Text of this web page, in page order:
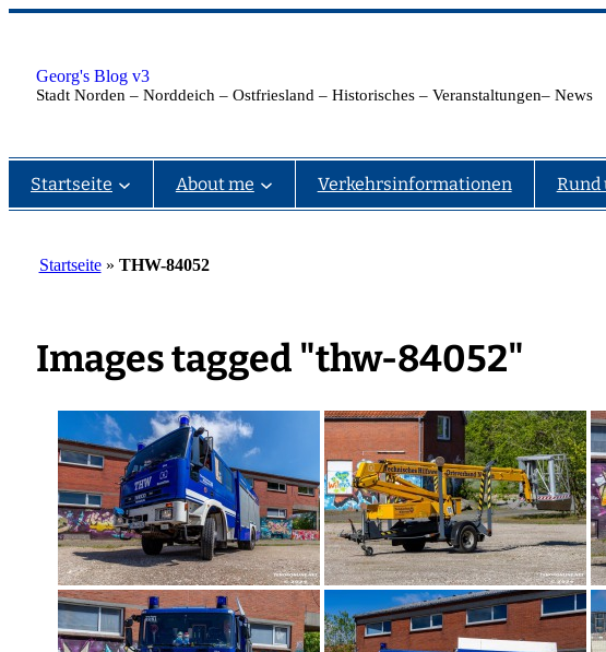
Zum
Georg's Blog v3
Stadt Norden – Norddeich – Ostfriesland – Historisches – Veranstaltungen– News
Startseite About me Verkehrsinformationen Rund
Startseite» THW-84052
Images tagged "thw-84052"